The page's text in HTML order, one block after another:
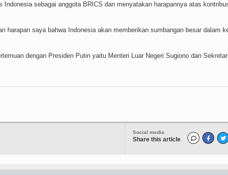
Indonesia sebagai anggota BRICS dan menyatakan harapannya atas
harapan saya bahwa Indonesia akan memberikan sumbangan besar dalam
dengan Presiden Putin yaitu Menteri Luar Negeri Sugiono dan
Social media
Share this article